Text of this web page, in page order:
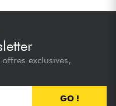
exclusives,
GO !